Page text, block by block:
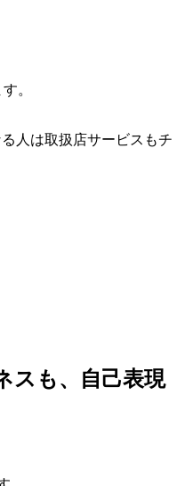
。
人は取扱店サービスもチ
スも、自己表現